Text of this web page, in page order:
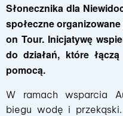
Słonecznika dla
społeczne
on Tour. Inicjatywę
do działań, które
pomocą.
W ramach wsparcia
biegu wodę i